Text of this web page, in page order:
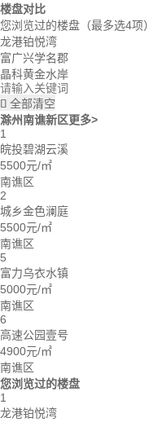
楼盘对比
您浏览过的楼盘 （最多选4项）
龙港铂悦湾
富广兴学名郡
晶科黄金水岸
 全部清空
滁州南谯新区更多>
1
皖投碧湖云溪
5500元/㎡
南谯区
2
城乡金色澜庭
5500元/㎡
南谯区
5
富力乌衣水镇
5000元/㎡
南谯区
6
高速公园壹号
4900元/㎡
南谯区
您浏览过的楼盘
1
龙港铂悦湾